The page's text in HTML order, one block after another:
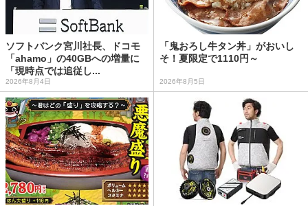
ソフトバンク宮川社長、ドコモ
「ahamo」の40GBへの増量に
「現時点では追従し...
2026年8月4日
「鬼おろし牛タン丼」がおいし
そ！夏限定で1110円～
2026年8月5日